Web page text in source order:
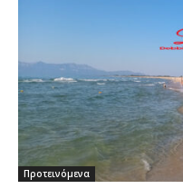
Προτεινόμενα